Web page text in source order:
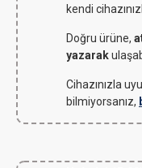
kendi
Doğru ürüne,
yazarak
Cihazınızla
bilmiyorsanız,